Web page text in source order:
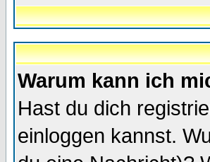
Warum kann ich
Hast du dich
einloggen kannst.